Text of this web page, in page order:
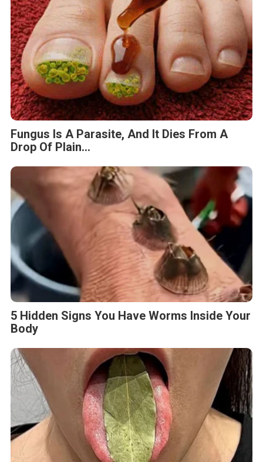
Fungus Is A Parasite, And It Dies From A
Drop Of Plain...
5 Hidden Signs You Have Worms Inside Your
Body